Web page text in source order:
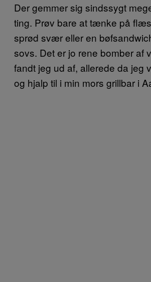
Der gemmer sig sindssygt
ting. Prøv bare at tænke på
sprød svær eller en
sovs. Det er jo rene bomber af
fandt jeg ud af, allerede da jeg
og hjalp til i min mors grillbar i